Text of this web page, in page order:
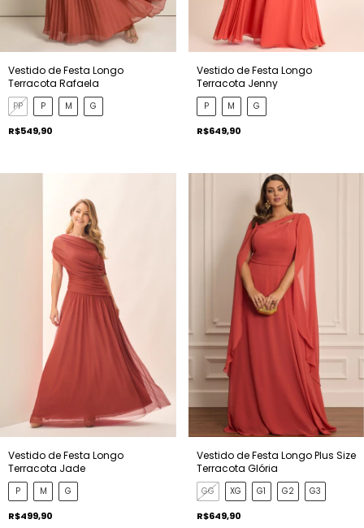
Vestido de Festa Longo
Terracota Rafaela
PP P M G
R$549,90
Vestido de Festa Longo
Terracota Jenny
P M G
R$649,90
Vestido de Festa Longo
Terracota Jade
P M G
R$499,90
Vestido de Festa Longo Plus Size
Terracota Glória
GG XG G1 G2 G3
R$649,90